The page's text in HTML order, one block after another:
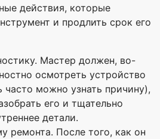
действия, которые
и продлить срок его
Мастер должен, во-
осмотреть устройство
часто можно узнать причину),
его и тщательно
детали.
ремонта. После того, как он